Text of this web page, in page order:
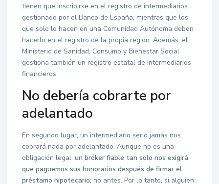
tienen que inscribirse en el registro de intermediarios
gestionado por el Banco de España, mientras que los
que solo lo hacen en una Comunidad Autónoma deben
hacerlo en el registro de la propia región. Además, el
Ministerio de Sanidad, Consumo y Bienestar Social
gestiona también un registro estatal de intermediarios
financieros.
No debería cobrarte por
adelantado
En segundo lugar, un intermediario serio jamás nos
cobrará nada por adelantado. Aunque no es una
obligación legal, un bróker fiable tan solo nos exigirá
que paguemos sus honorarios después de firmar el
préstamo hipotecario; no antes. Por lo tanto, si alguien